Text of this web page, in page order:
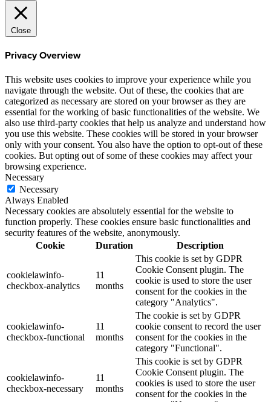
Close
Privacy Overview
This website uses cookies to improve your experience while you
navigate through the website. Out of these, the cookies that are
categorized as necessary are stored on your browser as they are
essential for the working of basic functionalities of the website. We
also use third-party cookies that help us analyze and understand how
you use this website. These cookies will be stored in your browser
only with your consent. You also have the option to opt-out of these
cookies. But opting out of some of these cookies may affect your
browsing experience.
Necessary
Necessary
Always Enabled
Necessary cookies are absolutely essential for the website to
function properly. These cookies ensure basic functionalities and
security features of the website, anonymously.
Cookie
Duration Description
cookielawinfo-
checkbox-analytics
11
months
This cookie is set by GDPR
Cookie Consent plugin. The
cookie is used to store the user
consent for the cookies in the
category "Analytics".
cookielawinfo-
checkbox-functional
11
months
The cookie is set by GDPR
cookie consent to record the user
consent for the cookies in the
category "Functional".
cookielawinfo-
checkbox-necessary
11
months
This cookie is set by GDPR
Cookie Consent plugin. The
cookies is used to store the user
consent for the cookies in the